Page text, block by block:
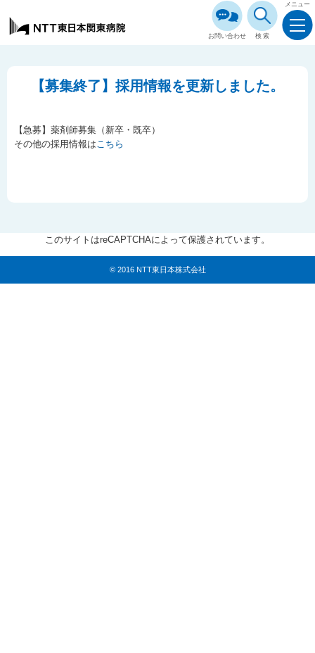
お問い合わせ 検索
メニュー
【募集終了】採用情報を更新しました。
【急募】薬剤師募集（新卒・既卒）
その他の採用情報はこちら
このサイトはreCAPTCHAによって保護されています。
© 2016 NTT東日本株式会社